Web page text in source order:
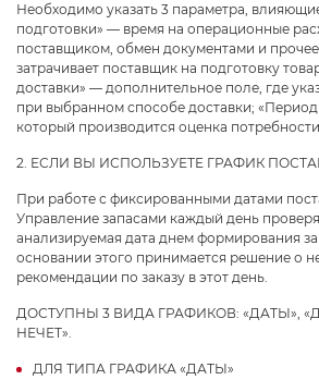
Необходимо указать 3 параметра,
подготовки» — время на операционные
поставщиком, обмен документами и
затрачивает поставщик на подготовку
доставки» — дополнительное поле, где
при выбранном способе доставки;
который производится оценка
2. ЕСЛИ ВЫ ИСПОЛЬЗУЕТЕ ГРАФИК
При работе с фиксированными датами
Управление запасами каждый день
анализируемая дата днем формирования
основании этого принимается решение о
рекомендации по заказу в этот день.
ДОСТУПНЫ 3 ВИДА ГРАФИКОВ: «ДАТЫ»,
НЕЧЕТ».
ДЛЯ ТИПА ГРАФИКА «ДАТЫ»